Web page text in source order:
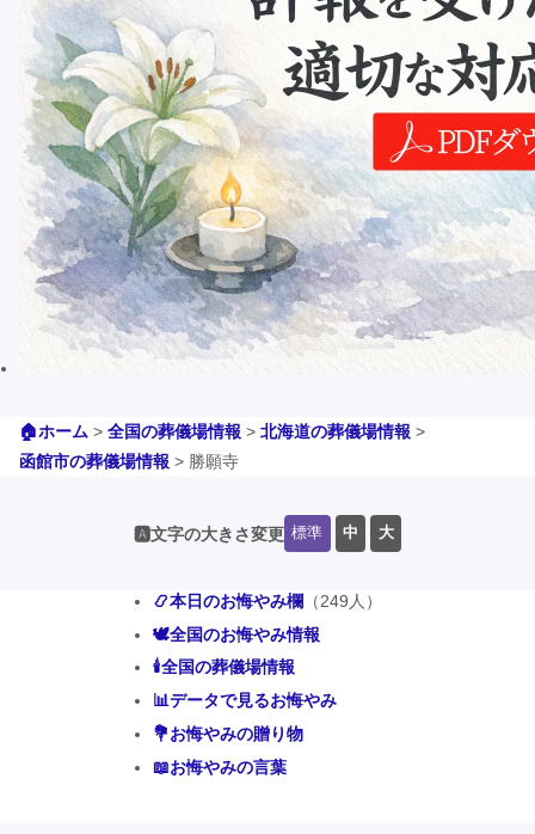
🏠ホーム > 全国の葬儀場情報 > 北海道の葬儀場情報 >
函館市の葬儀場情報 > 勝願寺
🅰️文字の大きさ変更 標準 中 大
📿本日のお悔やみ欄 （249人）
🕊️全国のお悔やみ情報
🕯️全国の葬儀場情報
📊データで見るお悔やみ
💐お悔やみの贈り物
📖お悔やみの言葉